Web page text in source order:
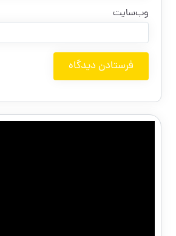
وب‌سایت